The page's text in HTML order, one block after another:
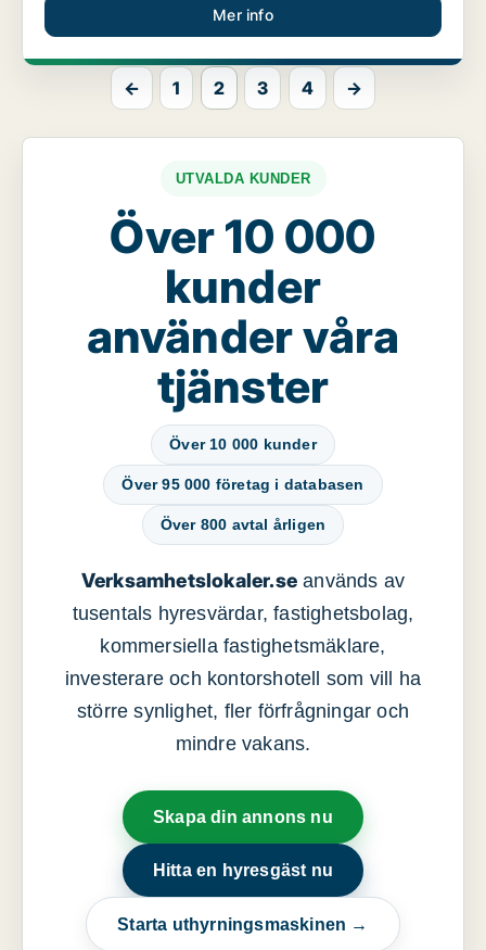
Mer info
← 1 2 3 4 →
UTVALDA KUNDER
Över 10 000
kunder
använder våra
tjänster
Över 10 000 kunder
Över 95 000 företag i databasen
Över 800 avtal årligen
Verksamhetslokaler.se används av
tusentals hyresvärdar, fastighetsbolag,
kommersiella fastighetsmäklare,
investerare och kontorshotell som vill ha
större synlighet, fler förfrågningar och
mindre vakans.
Skapa din annons nu
Hitta en hyresgäst nu
Starta uthyrningsmaskinen →